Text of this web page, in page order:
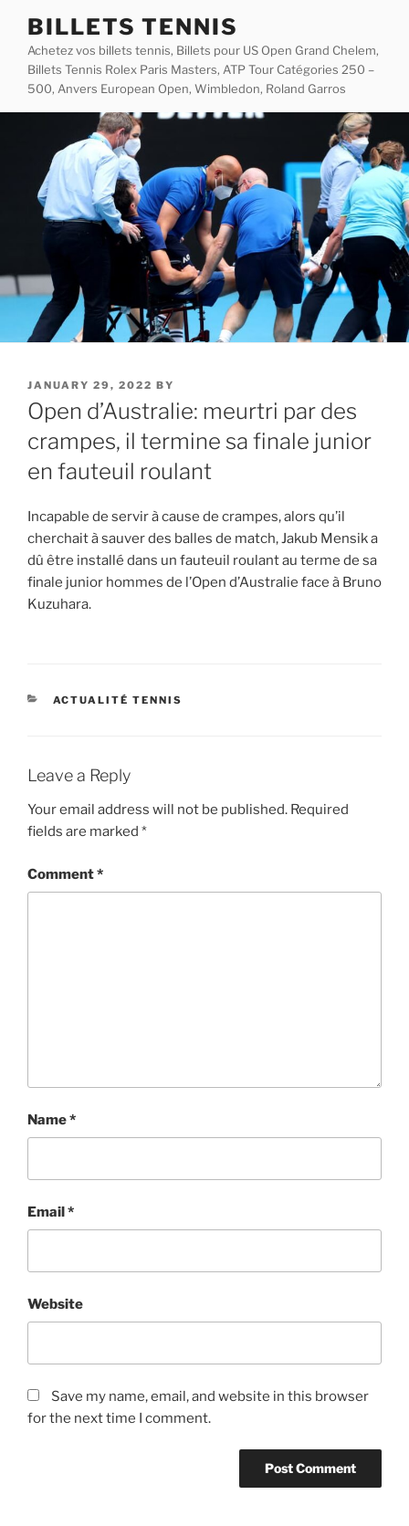
content
BILLETS TENNIS
Achetez vos billets tennis, Billets pour US Open Grand Chelem,
Billets Tennis Rolex Paris Masters, ATP Tour Catégories 250 –
500, Anvers European Open, Wimbledon, Roland Garros
POSTED
ON
JANUARY 29, 2022 BY
Open d’Australie: meurtri par des
crampes, il termine sa finale junior
en fauteuil roulant
Incapable de servir à cause de crampes, alors qu’il
cherchait à sauver des balles de match, Jakub Mensik a
dû être installé dans un fauteuil roulant au terme de sa
finale junior hommes de l’Open d’Australie face à Bruno
Kuzuhara.
CATEGORIES
ACTUALITÉ TENNIS
Leave a Reply
Your email address will not be published. Required
fields are marked *
Comment*
Name*
Email*
Website
Save my name, email, and website in this browser
for the next time I comment.